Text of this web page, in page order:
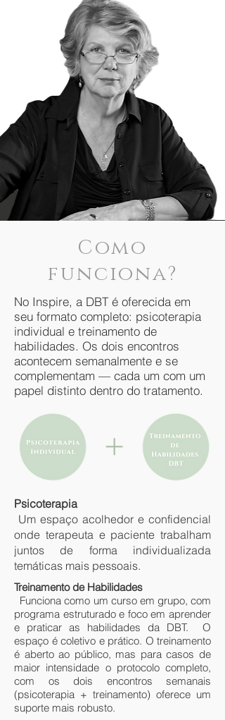
Como
funciona?
No Inspire, a DBT é oferecida em
seu formato completo: psicoterapia
individual e treinamento de
habilidades. Os dois encontros
acontecem semanalmente e se
complementam — cada um com um
papel distinto dentro do tratamento.
Psicoterapia
Um espaço acolhedor e confidencial
onde terapeuta e paciente trabalham
juntos de forma individualizada
temáticas mais pessoais.
Treinamento de Habilidades
Funciona como um curso em grupo, com
programa estruturado e foco em aprender
e praticar as habilidades da DBT. O
espaço é coletivo e prático. O treinamento
é aberto ao público, mas para casos de
maior intensidade o protocolo completo,
com os dois encontros semanais
(psicoterapia + treinamento) oferece um
suporte mais robusto.